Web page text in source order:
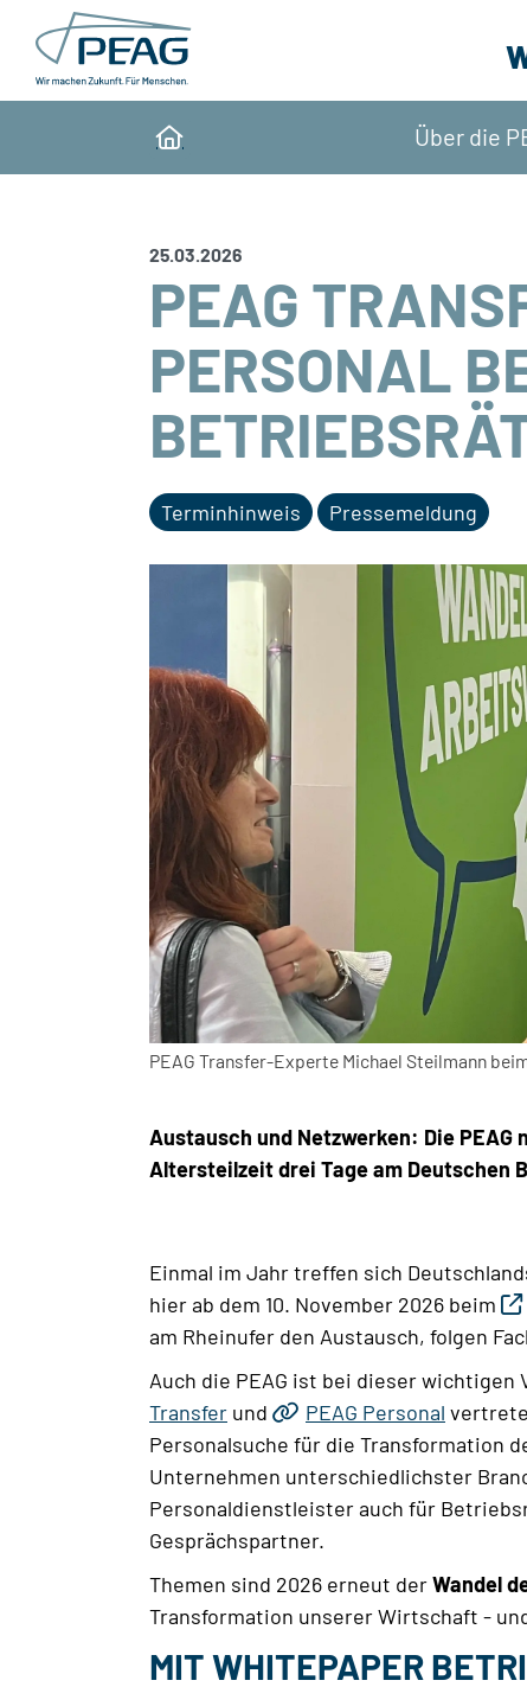
Direkt zu den Inhalten springen
Home
Über die
25.03.2026
PEAG
PERSONAL
Terminhinweis Pressemeldung
PEAG Transfer-Experte Michael Steilmann
Austausch und Netzwerken: Die
Altersteilzeit drei Tage am Deutschen
Einmal im Jahr treffen sich
hier ab dem 10. November 2026 beim
am Rheinufer den Austausch, folgen
Auch die PEAG ist bei dieser
Transfer und PEAG Personal
Personalsuche für die Transformation
Unternehmen unterschiedlichster
Personaldienstleister auch für
Gesprächspartner.
Themen sind 2026 erneut derWandel
Transformation unserer Wirtschaft -
MIT WHITEPAPER